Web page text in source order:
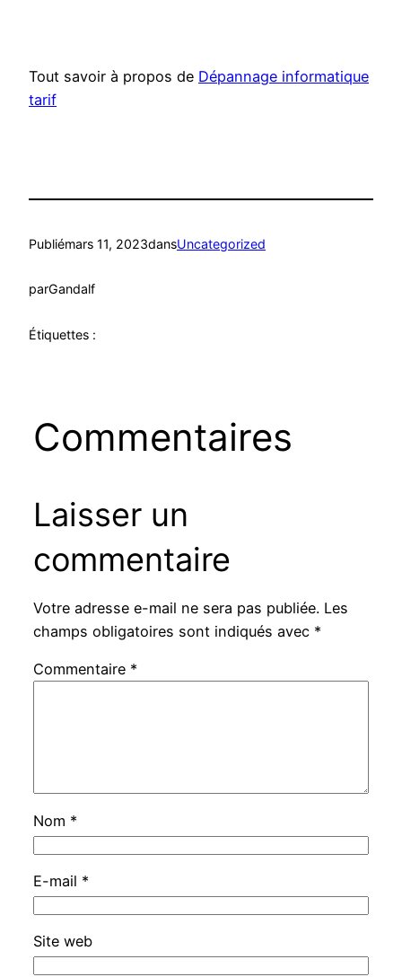
Tout savoir à propos de Dépannage informatique
tarif
Publiémars 11, 2023dansUncategorized
parGandalf
Étiquettes :
Commentaires
Laisser un
commentaire
Votre adresse e-mail ne sera pas publiée. Les
champs obligatoires sont indiqués avec *
Commentaire *
Nom *
E-mail *
Site web